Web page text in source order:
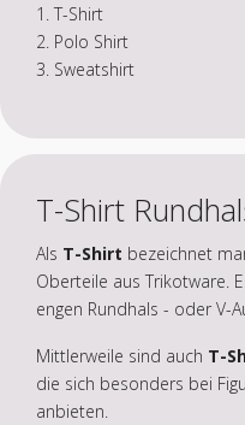
1. T-Shirt
2. Polo Shirt
3. Sweatshirt
T-Shirt
Als T-Shirt bezeichnet
Oberteile aus Trikotware.
engen Rundhals - oder V-
Mittlerweile sind auch T-
die sich besonders bei
anbieten.